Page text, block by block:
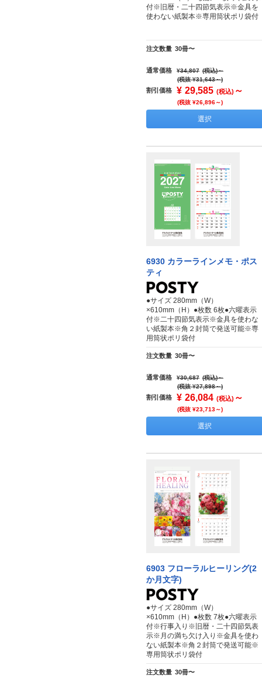
付※旧暦・二十四節気表示※金具を
使わない紙製本※専用筒状ポリ袋付
注文数量 30冊〜
通常価格 ¥34,807 (税込)～
(税抜 ¥31,643～)
割引価格 ¥ 29,585 (税込) ～
(税抜 ¥26,896～)
選択
6930 カラーラインメモ・ポス
ティ
●サイズ 280mm（W）
×610mm（H）●枚数 6枚●六曜表示
付※二十四節気表示※金具を使わな
い紙製本※角２封筒で発送可能※専
用筒状ポリ袋付
注文数量 30冊〜
通常価格 ¥30,687 (税込)～
(税抜 ¥27,898～)
割引価格 ¥ 26,084 (税込) ～
(税抜 ¥23,713～)
選択
6903 フローラルヒーリング(2
か月文字)
●サイズ 280mm（W）
×610mm（H）●枚数 7枚●六曜表示
付※行事入り※旧暦・二十四節気表
示※月の満ち欠け入り※金具を使わ
ない紙製本※角２封筒で発送可能※
専用筒状ポリ袋付
注文数量 30冊〜